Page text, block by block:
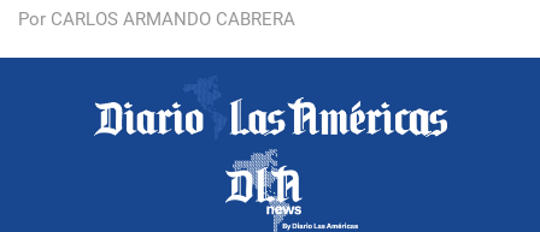
Por CARLOS ARMANDO CABRERA